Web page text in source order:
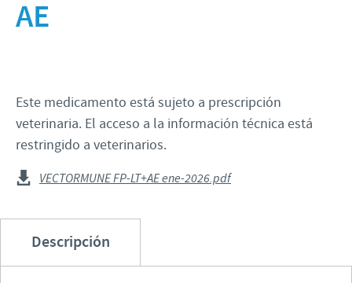
Historia
Investigación y Desarrollo
Ovino y Caprino
Enfoque sobre la responsabilidad
AE
Este medicamento está sujeto a prescripción
veterinaria. El acceso a la información técnica está
restringido a veterinarios.
VECTORMUNE FP-LT+AE ene-2026.pdf
Descripción